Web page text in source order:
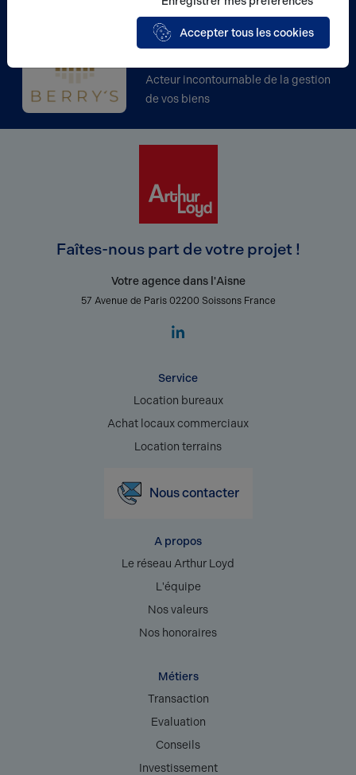
Partenaire
Acteur incontournable de la gestion
de vos biens
Faîtes-nous part de votre projet !
Votre agence dans l'Aisne
57 Avenue de Paris 02200 Soissons France
Service
Location bureaux
Achat locaux commerciaux
Location terrains
Nous contacter
A propos
Le réseau Arthur Loyd
L'équipe
Nos valeurs
Nos honoraires
Métiers
Transaction
Evaluation
Conseils
Investissement
Accepter tous les cookies